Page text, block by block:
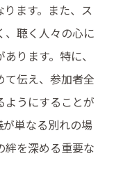
ます。また、ス
、聴く人々の心に
ります。特に、
て伝え、参加者全
ようにすることが
単なる別れの場
絆を深める重要な